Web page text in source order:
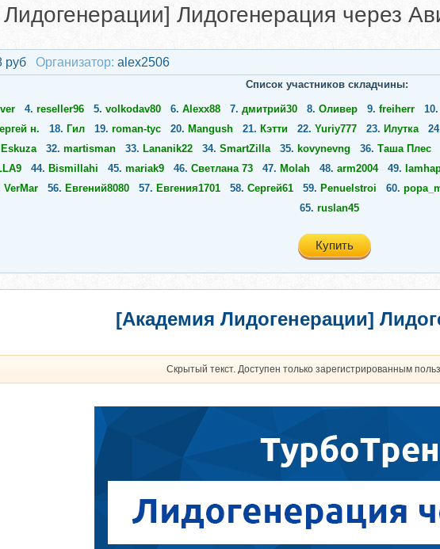
Лидогенерация через
руб Организатор: alex2506
Список участников складчины:
4. reseller96 5. volkodav80 6. Alexx88 7. дмитрий30 8. Оливер 9. freiherr 10.
н. 18. Гил 19. roman-tyc 20. Mangush 21. Кэтти 22. Yuriy777 23. Илутка
Eskuza 32. martisman 33. Lananik22 34. SmartZilla 35. kovynevng 36. Таша Плес
44. Bismillahi 45. mariak9 46. Светлана 73 47. Molah 48. arm2004 49.
VerMar 56. Евгений8080 57. Евгения1701 58. Сергей61 59. Penuelstroi 60.
65. ruslan45
Купить
[Академия Лидогенерации]
Скрытый текст. Доступен только зарегистрированным